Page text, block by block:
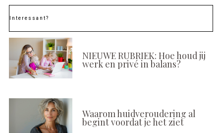
Interessant?
NIEUWE RUBRIEK: Hoe houd jij
werk en privé in balans?
Waarom huidveroudering al
begint voordat je het ziet